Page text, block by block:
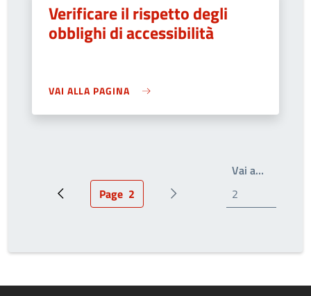
Verificare il rispetto degli
obblighi di accessibilità
VAI ALLA PAGINA
Pagina precedentePagina attuale
Page 2 Prossima pagina
Vai a…Write the